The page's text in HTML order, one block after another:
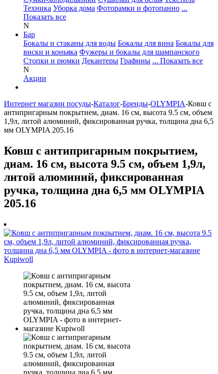
Техника Уборка дома Фоторамки и фотопанно ...
Показать все
N
Бар
Бокалы и стаканы для воды Бокалы для вина Бокалы для
виски и коньяка Фужеры и бокалы для шампанского
Стопки и рюмки Декантеры Графины ... Показать все
N
Акции
Интернет магазин посуды-Каталог-Бренды-OLYMPIA-Ковш с
антипригарным покрытием, диам. 16 см, высота 9.5 см, объем
1,9л, литой алюминий, фиксированная ручка, толщина дна 6,5
мм OLYMPIA 205.16
Ковш с антипригарным покрытием,
диам. 16 см, высота 9.5 см, объем 1,9л,
литой алюминий, фиксированная
ручка, толщина дна 6,5 мм OLYMPIA
205.16